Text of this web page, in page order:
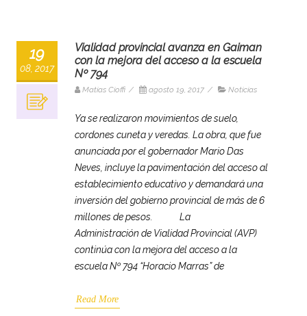
19
08, 2017
Vialidad provincial avanza en Gaiman
con la mejora del acceso a la escuela
Nº 794
Matias Cioffi / agosto 19, 2017 / Noticias
Ya se realizaron movimientos de suelo,
cordones cuneta y veredas. La obra, que fue
anunciada por el gobernador Mario Das
Neves, incluye la pavimentación del acceso al
establecimiento educativo y demandará una
inversión del gobierno provincial de más de 6
millones de pesos. La
Administración de Vialidad Provincial (AVP)
continúa con la mejora del acceso a la
escuela Nº 794 “Horacio Marras” de
Read More